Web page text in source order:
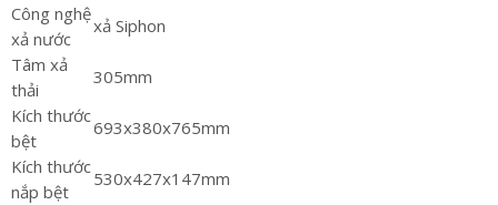
Công nghệ
xả nước
xả Siphon
Tâm xả
thải
305mm
Kích thước
bệt
693x380x765mm
Kích thước
nắp bệt
530x427x147mm